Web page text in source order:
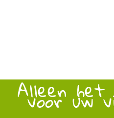
Alleen
voor uw